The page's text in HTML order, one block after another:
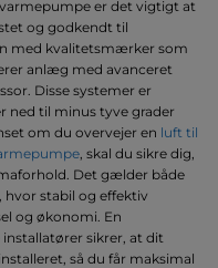
er det vigtigt at
og godkendt til
med kvalitetsmærker som
anlæg med avanceret
Disse systemer er
ned til minus tyve grader
om du overvejer en luft til
, skal du sikre dig,
Det gælder både
stabil og effektiv
og økonomi. En
sikrer, at dit
så du får maksimal